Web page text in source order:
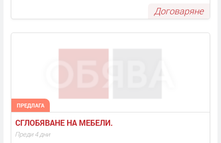
Договаряне
ПРЕДЛАГА
СГЛОБЯВАНЕ НА МЕБЕЛИ.
Преди 4 дни